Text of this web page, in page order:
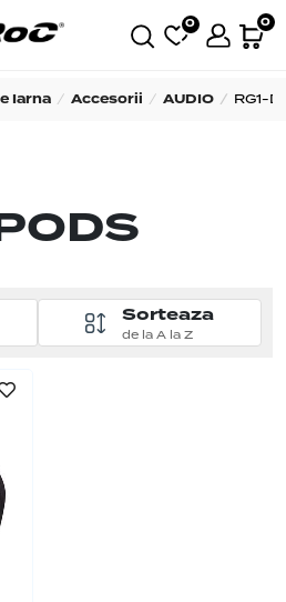
0 0
Iarna Accesorii AUDIO RG1-
Sorteaza
de la A la Z